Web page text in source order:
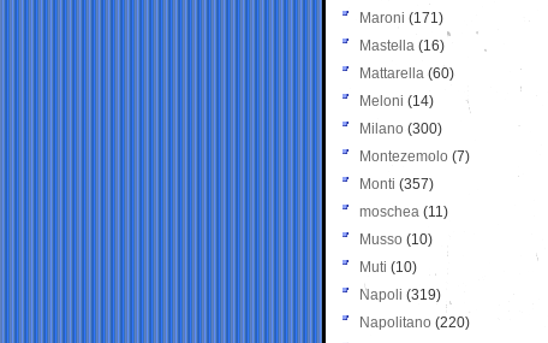
Maroni (171)
Mastella (16)
Mattarella (60)
Meloni (14)
Milano (300)
Montezemolo (7)
Monti (357)
moschea (11)
Musso (10)
Muti (10)
Napoli (319)
Napolitano (220)